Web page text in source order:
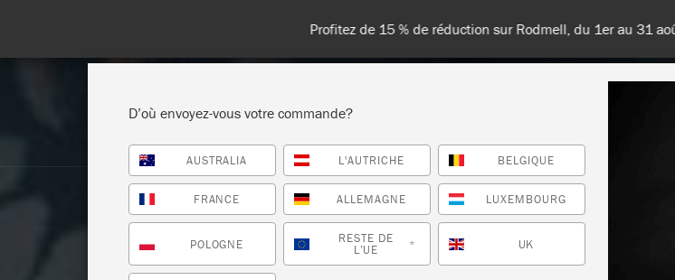
Livraisons en France, en Belgique et au Luxembourg -
BOUTIQUE PEINTURES TOUTES LES COULEURS À PROPOS
D’où envoyez-vous votre commande?
AUSTRALIA L'AUTRICHE BELGIQUE
FRANCE ALLEMAGNE LUXEMBOURG
POLOGNE RESTE DE
L’UE * UK